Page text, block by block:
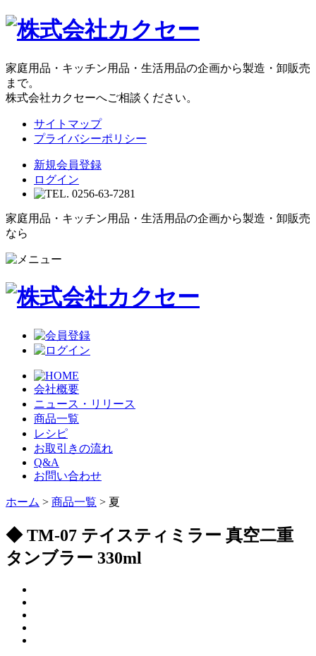
家庭用品・キッチン用品・生活用品の企画から製造・卸販売
まで。
株式会社カクセーへご相談ください。
サイトマップ
プライバシーポリシー
新規会員登録
ログイン
家庭用品・キッチン用品・生活用品の企画から製造・卸販売
なら
会社概要
ニュース・リリース
商品一覧
レシピ
お取引きの流れ
Q&A
お問い合わせ
ホーム > 商品一覧 > 夏
◆ TM-07 テイスティミラー 真空二重
タンブラー 330ml